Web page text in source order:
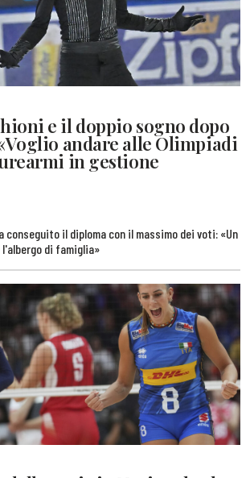
e il doppio sogno dopo
andare alle Olimpiadi
in gestione
conseguito il diploma con il massimo dei voti: «Un
di famiglia»